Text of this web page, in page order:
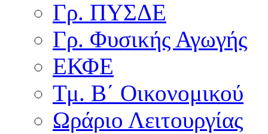
Γρ. ΠΥΣΔΕ
Γρ. Φυσικής Αγωγής
ΕΚΦΕ
Τμ. Β΄ Οικονομικού
Ωράριο Λειτουργίας